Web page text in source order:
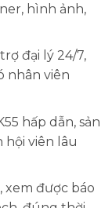
hình ảnh,
đại lý 24/7,
nhân viên
hấp dẫn, sản
hội viên lâu
được báo